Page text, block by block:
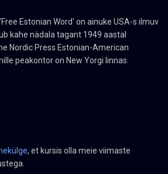
'Free Estonian Word' on ainuke USA-s ilmuv
kahe nädala tagant 1949 aastal
Nordic Press Estonian-American
peakontor on New Yorgi linnas.
, et kursis olla meie viimaste